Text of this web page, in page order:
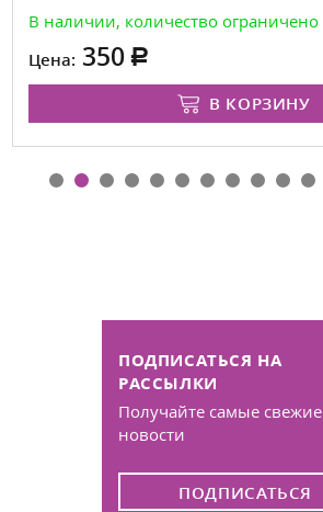
В наличии, количество ограничено
Цена: 350
В КОРЗИНУ
ПОДПИСАТЬСЯ НА
РАССЫЛКИ
Получайте самые свежие
новости
ПОДПИСАТЬСЯ